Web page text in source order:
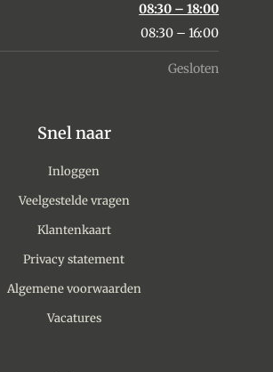
08:30 – 18:00
08:30 – 16:00
Gesloten
Snel naar
Inloggen
Veelgestelde vragen
Klantenkaart
Privacy statement
Algemene voorwaarden
Vacatures